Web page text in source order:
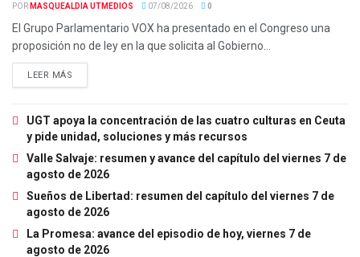
POR MASQUEALDIA UTMEDIOS 07/08/2026 0
El Grupo Parlamentario VOX ha presentado en el Congreso una
proposición no de ley en la que solicita al Gobierno...
LEER MÁS
UGT apoya la concentración de las cuatro culturas en Ceuta
y pide unidad, soluciones y más recursos
Valle Salvaje: resumen y avance del capítulo del viernes 7 de
agosto de 2026
Sueños de Libertad: resumen del capítulo del viernes 7 de
agosto de 2026
La Promesa: avance del episodio de hoy, viernes 7 de
agosto de 2026